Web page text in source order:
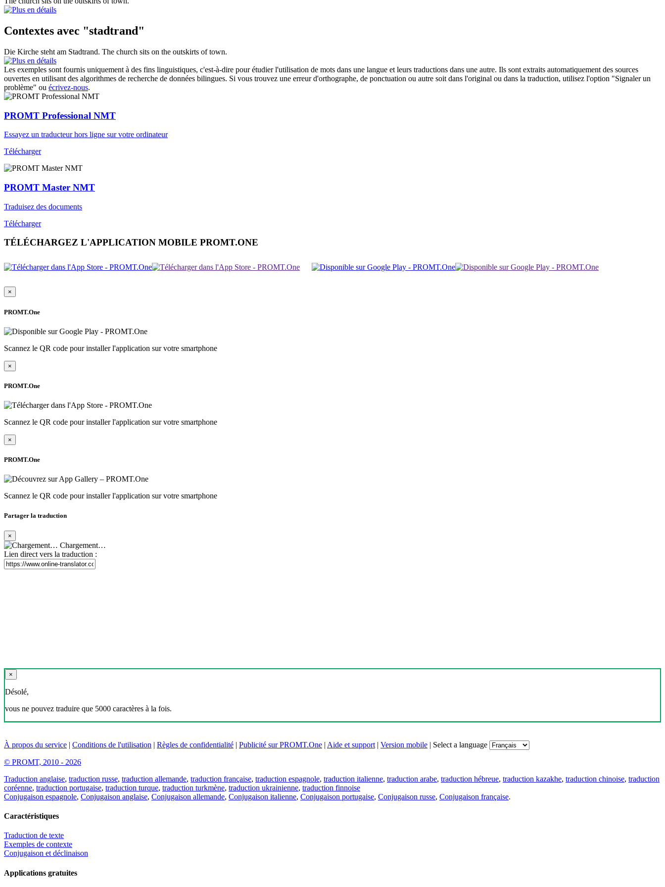
Contextes avec "stadtrand"
Die Kirche steht am Stadtrand. The church sits on the outskirts of town.
Les exemples sont fournis uniquement à des fins linguistiques, c'est-à-dire pour étudier l'utilisation de mots dans une langue et leurs traductions dans une autre. Ils sont extraits automatiquement des sources
ouvertes en utilisant des algorithmes de recherche de données bilingues. Si vous trouvez une erreur d'orthographe, de ponctuation ou autre soit dans l'original ou dans la traduction, utilisez l'option "Signaler un
problème" ou écrivez-nous.
PROMT Professional NMT
Essayez un traducteur hors ligne sur votre ordinateur
Télécharger
PROMT Master NMT
Traduisez des documents
Télécharger
TÉLÉCHARGEZ L'APPLICATION MOBILE PROMT.ONE
×
PROMT.One
Scannez le QR code pour installer l'application sur votre smartphone
×
PROMT.One
Scannez le QR code pour installer l'application sur votre smartphone
×
PROMT.One
Scannez le QR code pour installer l'application sur votre smartphone
Partager la traduction
×
Chargement…
Lien direct vers la traduction :
×
Désolé,
vous ne pouvez traduire que 5000 caractères à la fois.
À propos du service | Conditions de l'utilisation | Règles de confidentialité | Publicité sur PROMT.One | Aide et support | Version mobile | Select a language
© PROMT, 2010 - 2026
Traduction anglaise, traduction russe, traduction allemande, traduction française, traduction espagnole, traduction italienne, traduction arabe, traduction hébreue, traduction kazakhe, traduction chinoise, traduction
coréenne, traduction portugaise, traduction turque, traduction turkmène, traduction ukrainienne, traduction finnoise
Conjugaison espagnole, Conjugaison anglaise, Conjugaison allemande, Conjugaison italienne, Conjugaison portugaise, Conjugaison russe, Conjugaison française.
Caractéristiques
Traduction de texte
Exemples de contexte
Conjugaison et déclinaison
Applications gratuites